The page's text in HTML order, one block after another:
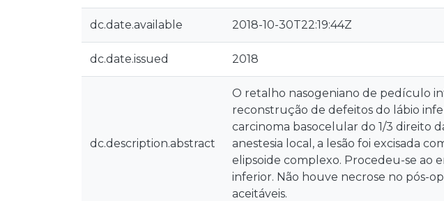
dc.date.available 2018-10-30T22:19:44Z
dc.date.issued 2018
dc.description.abstract
O retalho nasogeniano de pedículo
reconstrução de defeitos do lábio
carcinoma basocelular do 1/3 direito
anestesia local, a lesão foi excisada
elipsoide complexo. Procedeu-se ao
inferior. Não houve necrose no pós-
aceitáveis.